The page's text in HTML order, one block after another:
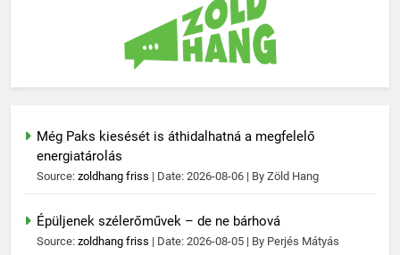
Még Paks kiesését is áthidalhatná a megfelelő
energiatárolás
Source: zoldhang friss Date: 2026-08-06 By Zöld Hang
Épüljenek szélerőművek – de ne bárhová
Source: zoldhang friss Date: 2026-08-05 By Perjés Mátyás